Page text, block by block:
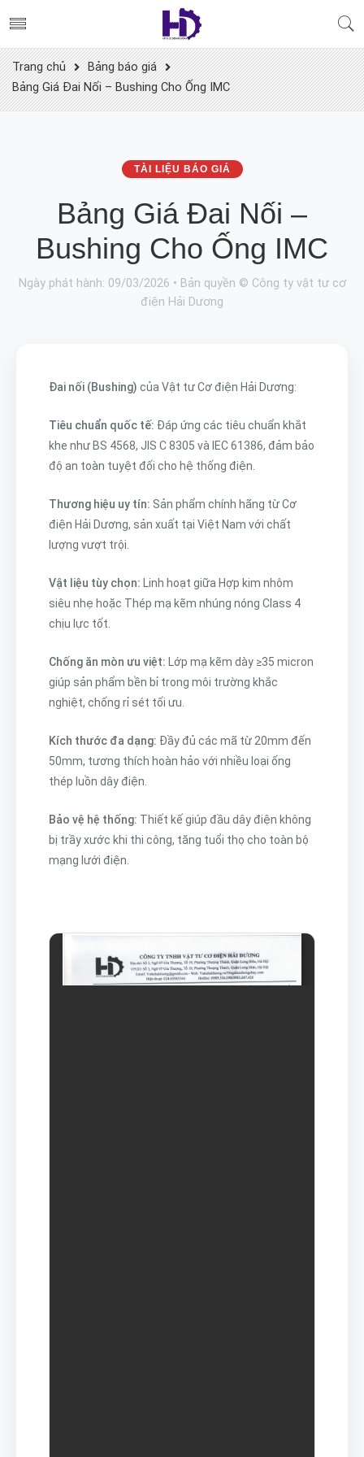
Trang chủ
Bảng báo giá
Bảng Giá Đai Nối – Bushing Cho Ống IMC
TÀI LIỆU BÁO GIÁ
Bảng Giá Đai Nối –
Bushing Cho Ống IMC
Ngày phát hành: 09/03/2026 • Bản quyền © Công ty vật tư cơ
điện Hải Dương
Đai nối (Bushing) của Vật tư Cơ điện Hải Dương:
Tiêu chuẩn quốc tế: Đáp ứng các tiêu chuẩn khắt
khe như BS 4568, JIS C 8305 và IEC 61386, đảm bảo
độ an toàn tuyệt đối cho hệ thống điện.
Thương hiệu uy tín: Sản phẩm chính hãng từ Cơ
điện Hải Dương, sản xuất tại Việt Nam với chất
lượng vượt trội.
Vật liệu tùy chọn: Linh hoạt giữa Hợp kim nhôm
siêu nhẹ hoặc Thép mạ kẽm nhúng nóng Class 4
chịu lực tốt.
Chống ăn mòn ưu việt: Lớp mạ kẽm dày ≥35 micron
giúp sản phẩm bền bỉ trong môi trường khắc
nghiệt, chống rỉ sét tối ưu.
Kích thước đa dạng: Đầy đủ các mã từ 20mm đến
50mm, tương thích hoàn hảo với nhiều loại ống
thép luồn dây điện.
Bảo vệ hệ thống: Thiết kế giúp đầu dây điện không
bị trầy xước khi thi công, tăng tuổi thọ cho toàn bộ
mạng lưới điện.